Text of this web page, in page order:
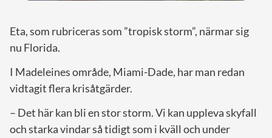
Eta, som rubriceras som ”tropisk storm”, närmar sig
nu Florida.
I Madeleines område, Miami-Dade, har man redan
vidtagit flera krisåtgärder.
– Det här kan bli en stor storm. Vi kan uppleva skyfall
och starka vindar så tidigt som i kväll och under